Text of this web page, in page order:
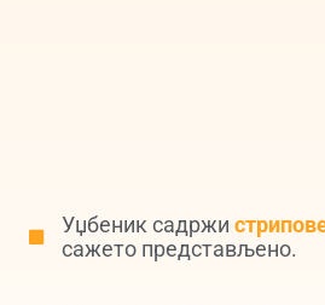
Уџбеник садржи
сажето представљено.